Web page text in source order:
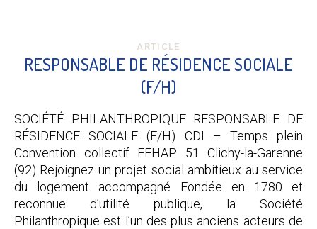
ARTICLE
RESPONSABLE DE RÉSIDENCE SOCIALE
(F/H)
SOCIÉTÉ PHILANTHROPIQUE RESPONSABLE DE
RÉSIDENCE SOCIALE (F/H) CDI – Temps plein
Convention collectif FEHAP 51 Clichy-la-Garenne
(92) Rejoignez un projet social ambitieux au service
du logement accompagné Fondée en 1780 et
reconnue d’utilité publique, la Société
Philanthropique est l’un des plus anciens acteurs de